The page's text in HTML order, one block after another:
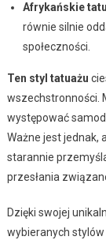
Afrykańskie
równie silnie
społeczności.
Ten styl tatuażu
wszechstronności.
występować
Ważne jest jednak,
starannie
przesłania
Dzięki swojej
wybieranych